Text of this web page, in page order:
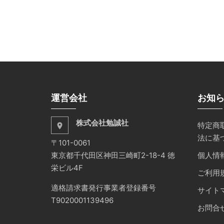
運営会社
place 株式会社勉誠社
〒101-0061
東京都千代田区神田三崎町2-18-4 徳
栄ビル4F
適格請求書発行事業者登録番号
T9020001139496
お知
特定商
法に基
個人情
ご利用
サイト
お問合